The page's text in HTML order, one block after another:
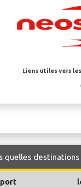
Liens utiles vers
quelles